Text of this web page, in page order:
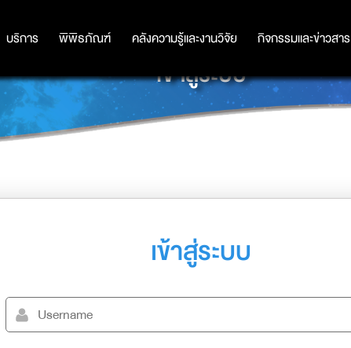
บริการ พิพิธภัณฑ์ คลังความรู้และงานวิจัย กิจกรรมและข่าวสาร
บริการ พิพิธภัณฑ์ คลังความรู้และงานวิจัย กิจกรรมและข่าวสาร
เข้าสู่ระบบ
เข้าสู่ระบบ